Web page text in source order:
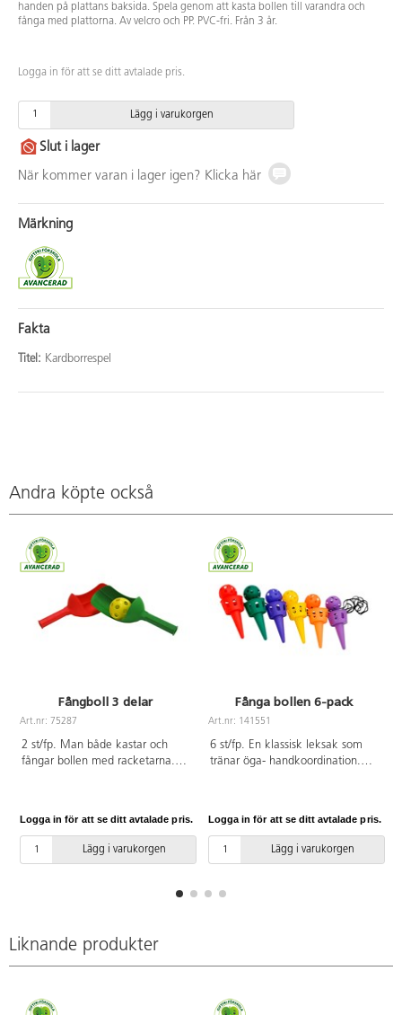
handen på plattans baksida. Spela genom att kasta bollen till varandra och
fånga med plattorna. Av velcro och PP. PVC-fri. Från 3 år.
Logga in för att se ditt avtalade pris.
Lägg i varukorgen
Slut i lager
När kommer varan i lager igen? Klicka här
Märkning
Fakta
Titel: Kardborrespel
Andra köpte också
Fångboll 3 delar
Art.nr: 75287
2 st/fp. Man både kastar och
fångar bollen med racketarna.
Logga in för att se ditt avtalade pris.
Lägg i varukorgen
Fånga bollen 6-pack
Art.nr: 141551
6 st/fp. En klassisk leksak som
tränar öga- handkoordination.
Logga in för att se ditt avtalade pris.
Lägg i varukorgen
Liknande produkter